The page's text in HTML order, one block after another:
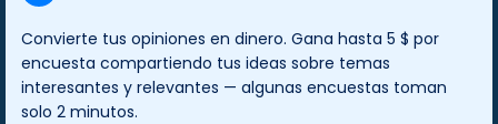
Convierte tus opiniones en dinero. Gana hasta 5 $ por
encuesta compartiendo tus ideas sobre temas
interesantes y relevantes — algunas encuestas toman
solo 2 minutos.